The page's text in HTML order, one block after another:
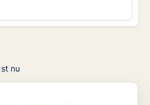
nu
för uthyrning i Skurup, Sjöbo